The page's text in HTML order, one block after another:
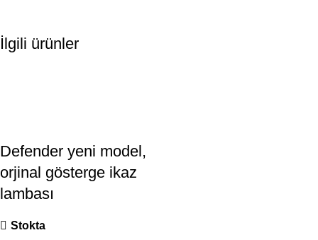
İlgili ürünler
Defender yeni model,
orjinal gösterge ikaz
lambası
Stokta